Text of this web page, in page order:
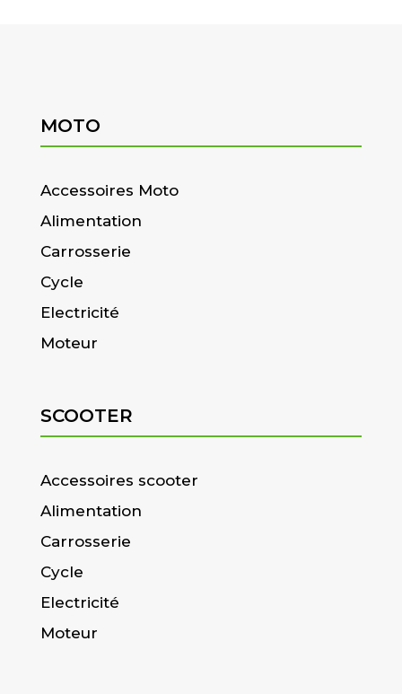
MOTO
Accessoires Moto
Alimentation
Carrosserie
Cycle
Electricité
Moteur
SCOOTER
Accessoires scooter
Alimentation
Carrosserie
Cycle
Electricité
Moteur